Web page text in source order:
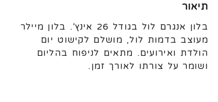
תיאור
בלון אנגרם לול בגודל 26 אינץ'. בלון מיילר
מעוצב בדמות לול, מושלם לקישוט יום
הולדת ואירועים. מתאים לניפוח בהליום
ושומר על צורתו לאורך זמן.